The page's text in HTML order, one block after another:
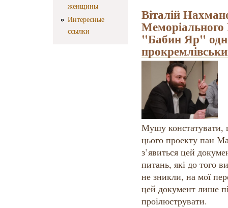
женщины
Интересные
ссылки
Віталій
"Бабин Яр"
Мушу констатувати,
цього проекту пан
з’явиться цей
питань, які до того
не зникли, на мої
цей документ лише
проілюструвати.